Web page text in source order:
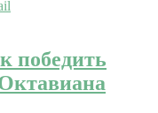
победить